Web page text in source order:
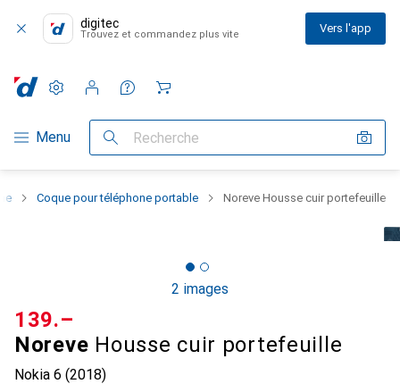
digitec
Trouvez et commandez plus vite Vers l'app
Navigation par catégorie
Menu Recherche
Paramètres
Compte client
Listes de comparaison
Listes d'envies
Panier
Coque pour téléphone portable Noreve Housse cuir portefeuille
2 images
Noreve Housse cuir portefeuille
Nokia 6 (2018)
CHF
139.–